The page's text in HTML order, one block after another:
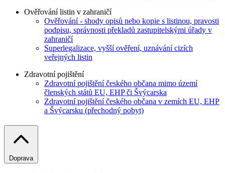
Ověřování listin v zahraničí
Ověřování - shody opisů nebo kopie s listinou, pravosti
podpisu, správnosti překladů zastupitelskými úřady v
zahraničí
Superlegalizace, vyšší ověření, uznávání cizích
veřejných listin
Zdravotní pojištění
Zdravotní pojištění českého občana mimo území
členských států EU, EHP či Švýcarska
Zdravotní pojištění českého občana v zemích EU, EHP
a Švýcarsku (přechodný pobyt)
Doprava